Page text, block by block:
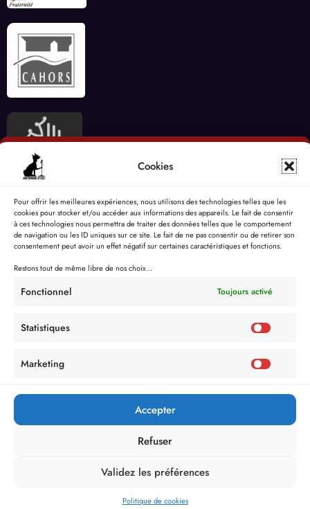
Cookies
Pour offrir les meilleures expériences, nous utilisons des technologies telles que les
cookies pour stocker et/ou accéder aux informations des appareils. Le fait de consentir
à ces technologies nous permettra de traiter des données telles que le comportement
de navigation ou les ID uniques sur ce site. Le fait de ne pas consentir ou de retirer son
consentement peut avoir un effet négatif sur certaines caractéristiques et fonctions.
Restons tout de même libre de nos choix...
Fonctionnel Toujours activé
Statistiques
Marketing
Accepter
Refuser
Validez les préférences
Politique de cookies